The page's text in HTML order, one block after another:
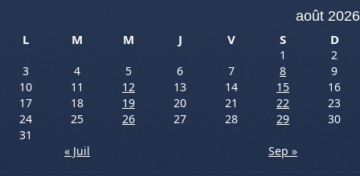
août 2026
L
M M J V S D
1
2
3
4 5 6 7 8
9
10
11 12 13 14 15
16
17
18 19 20 21 22
23
24
25 26 27 28 29
30
31
« Juil
Sep »